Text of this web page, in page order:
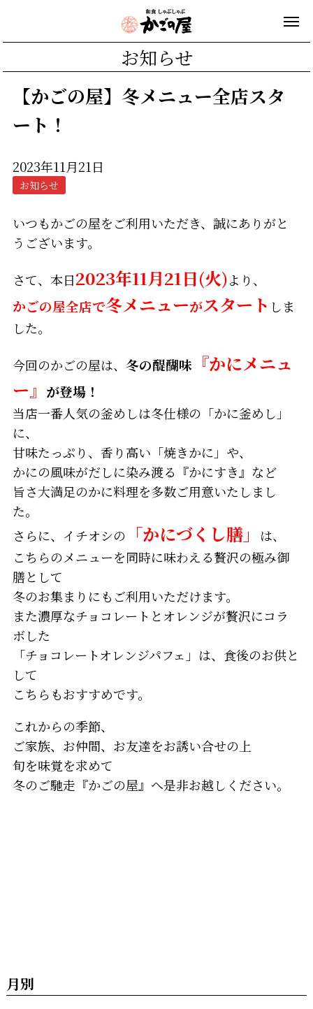
お知らせ
【かごの屋】冬メニュー全店スタ
ート！
2023年11月21日
お知らせ
いつもかごの屋をご利用いただき、誠にありがと
うございます。
さて、本日2023年11月21日(火)より、
かごの屋全店で冬メニューがスタート しま
した。
今回のかごの屋は、 冬の醍醐味『かにメニュ
ー』 が登場！
当店一番人気の釜めしは冬仕様の「かに釜めし」
に、
甘味たっぷり、香り高い「焼きかに」や、
かにの風味がだしに染み渡る『かにすき』など
旨さ大満足のかに料理を多数ご用意いたしまし
た。
さらに、イチオシの
「かにづくし膳」
は、
こちらのメニューを同時に味わえる贅沢の極み御
膳として
冬のお集まりにもご利用いただけます。
また濃厚なチョコレートとオレンジが贅沢にコラ
ボした
「チョコレートオレンジパフェ」は、食後のお供と
して
こちらもおすすめです。
これからの季節、
ご家族、お仲間、お友達をお誘い合せの上
旬を味覚を求めて
冬のご馳走『かごの屋』へ是非お越しください。
月別